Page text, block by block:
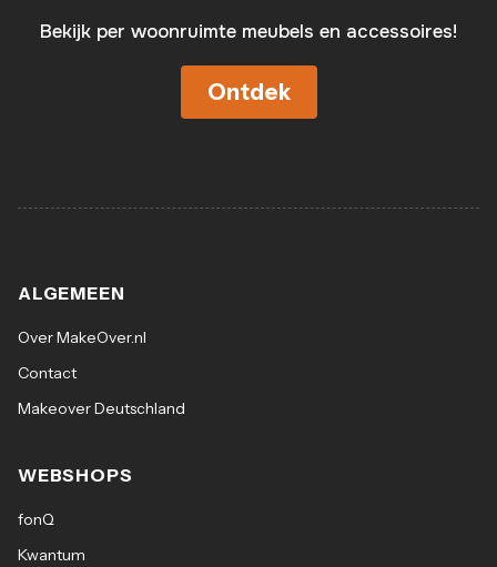
Bekijk per woonruimte meubels en accessoires!
Ontdek
ALGEMEEN
Over MakeOver.nl
Contact
Makeover Deutschland
WEBSHOPS
fonQ
Kwantum